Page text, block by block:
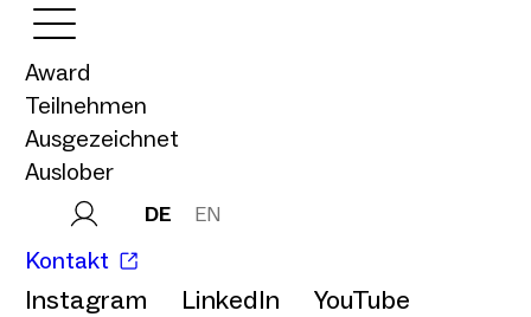
Award
Teilnehmen
Ausgezeichnet
Auslober
DE EN
Kontakt
Instagram LinkedIn YouTube